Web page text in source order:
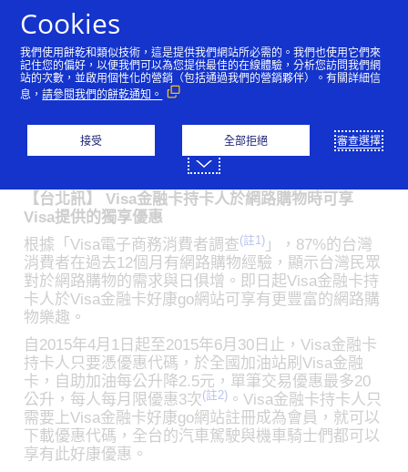
持Visa金融卡於Visa金融
卡好康Go網站與7net消費
樂享豐富網購優惠
【台北訊】 Visa金融卡持卡人於網路購物時可享
Visa提供的獨享優惠
根據「Visa電子商務消費者調查(註1) 」，87%的台灣
消費者在過去12個月有網路購物經驗，顯示台灣民眾
對於網路購物的需求與日俱增。即日起Visa金融卡持
卡人於Visa金融卡好康go網站可享有更豐富的網路購
物樂趣。
自2015年4月1日起至2015年6月30日止，Visa金融卡
持卡人只要憑優惠代碼，於全國加油站刷Visa金融
卡，自助加油每公升降2.5元，單筆交易優惠最多20
公升，每人每月限優惠3次(註2) 。Visa金融卡持卡人只
需要上Visa金融卡好康go網站註冊成為會員，就可以
下載優惠代碼，全台的汽車駕駛與機車騎士們都可以
享有此好康優惠。
Cookies
我們使用餅乾和類似技術，這是提供我們網站所必需的。我們也使用它們來
記住您的偏好，以便我們可以為您提供最佳的在線體驗，分析您訪問我們網
站的次數，並啟用個性化的營銷（包括通過我們的營銷夥伴）。有關詳細信
息，請參閱我們的餅乾通知。
接受 全部拒絕 審查選擇